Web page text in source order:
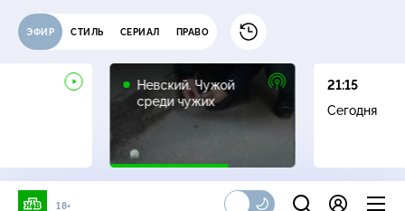
ЭФИР СТИЛЬ СЕРИАЛ ПРАВО
Невский. Чужой
среди чужих
16+
21:15
Сегодня
18+